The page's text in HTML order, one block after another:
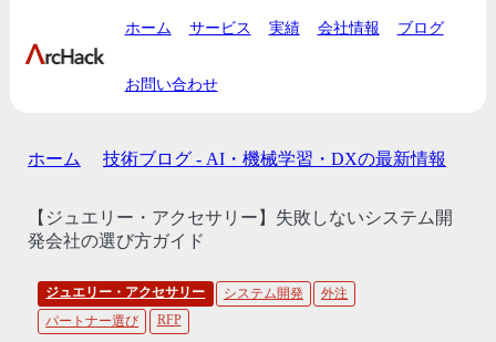
ホーム サービス 実績 会社情報 ブログ
お問い合わせ
ホーム 技術ブログ - AI・機械学習・DXの最新情報
【ジュエリー・アクセサリー】失敗しないシステム開
発会社の選び方ガイド
ジュエリー・アクセサリー システム開発
外注
パートナー選び
RFP